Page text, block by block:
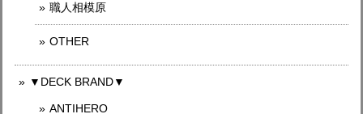
職人相模原
OTHER
▼DECK BRAND▼
ANTIHERO